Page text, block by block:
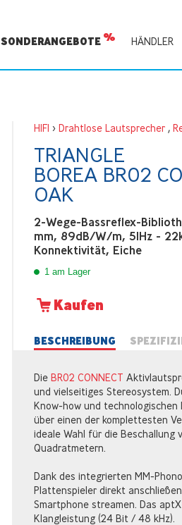
SONDERANGEBOTE HÄNDLER
HIFI > Drahtlose Lautsprecher,
TRIANGLE
BOREA BR02
OAK
2-Wege-Bassreflex-
mm, 89dB/W/m, 51Hz -
Konnektivität, Eiche
1 am Lager
Kaufen
BESCHREIBUNG
Die BR02 CONNECT
und vielseitiges Stereosystem.
Know-how und
über einen der komplettesten
ideale Wahl für die Beschallung
Quadratmetern.
Dank des integrierten MM-
Plattenspieler direkt
Smartphone streamen. Das
Klangleistung (24 Bit / 48 kHz).